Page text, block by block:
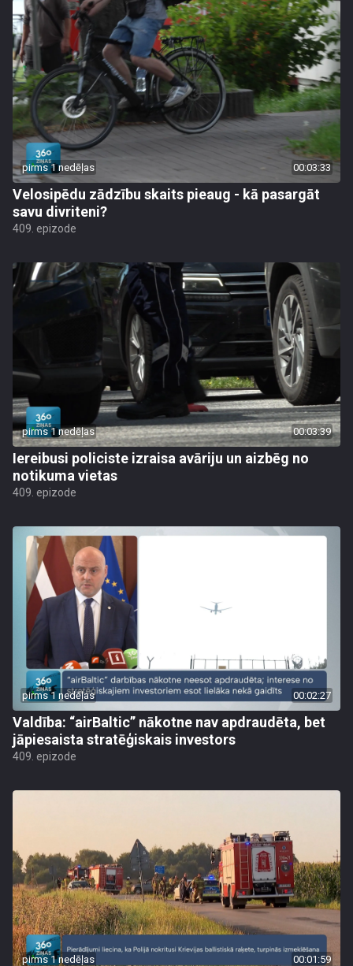
pirms 1 nedēļas 00:03:33
Velosipēdu zādzību skaits pieaug - kā pasargāt
savu divriteni?
409. epizode
pirms 1 nedēļas 00:03:39
Iereibusi policiste izraisa avāriju un aizbēg no
notikuma vietas
409. epizode
pirms 1 nedēļas 00:02:27
Valdība: “airBaltic” nākotne nav apdraudēta, bet
jāpiesaista stratēģiskais investors
409. epizode
pirms 1 nedēļas 00:01:59